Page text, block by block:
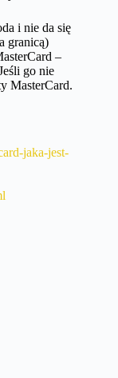
i nie da się
granicą)
–
go nie
MasterCard.
jaka-jest-